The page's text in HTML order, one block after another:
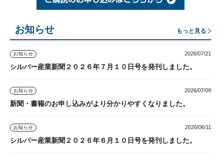
お知らせ もっと見る
お知らせ 2026/07/21
シルバー産業新聞２０２６年７月１０日号を発刊しました。
お知らせ 2026/07/09
新聞・書籍のお申し込みがより分かりやすくなりました。
お知らせ 2026/06/11
シルバー産業新聞２０２６年６月１０日号を発刊しました。